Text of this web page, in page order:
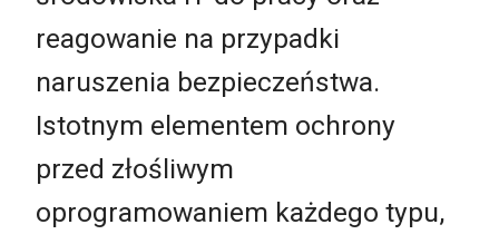
reagowanie na przypadki
naruszenia bezpieczeństwa.
Istotnym elementem ochrony
przed złośliwym
oprogramowaniem każdego typu,